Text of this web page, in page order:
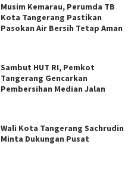
Musim Kemarau, Perumda TB
Kota Tangerang Pastikan
Pasokan Air Bersih Tetap Aman
Sambut HUT RI, Pemkot
Tangerang Gencarkan
Pembersihan Median Jalan
Wali Kota Tangerang Sachrudin
Minta Dukungan Pusat